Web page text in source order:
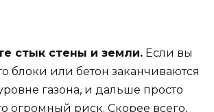
стык стены и земли. Если вы
блоки или бетон заканчиваются
газона, и дальше просто
огромный риск. Скорее всего,